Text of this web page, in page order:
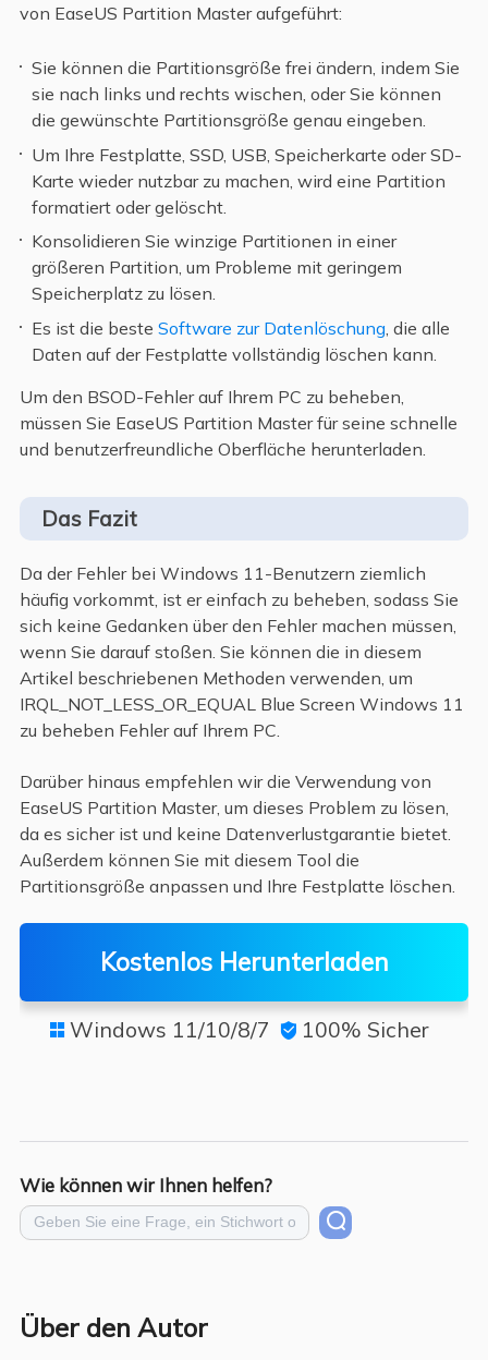
von EaseUS Partition Master aufgeführt:
Sie können die Partitionsgröße frei ändern, indem Sie
sie nach links und rechts wischen, oder Sie können
die gewünschte Partitionsgröße genau eingeben.
Um Ihre Festplatte, SSD, USB, Speicherkarte oder SD-
Karte wieder nutzbar zu machen, wird eine Partition
formatiert oder gelöscht.
Konsolidieren Sie winzige Partitionen in einer
größeren Partition, um Probleme mit geringem
Speicherplatz zu lösen.
Es ist die besteSoftware zur Datenlöschung , die alle
Daten auf der Festplatte vollständig löschen kann.
Um den BSOD-Fehler auf Ihrem PC zu beheben,
müssen Sie EaseUS Partition Master für seine schnelle
und benutzerfreundliche Oberfläche herunterladen.
Das Fazit
Da der Fehler bei Windows 11-Benutzern ziemlich
häufig vorkommt, ist er einfach zu beheben, sodass Sie
sich keine Gedanken über den Fehler machen müssen,
wenn Sie darauf stoßen. Sie können die in diesem
Artikel beschriebenen Methoden verwenden, um
IRQL_NOT_LESS_OR_EQUAL Blue Screen Windows 11
zu beheben Fehler auf Ihrem PC.
Darüber hinaus empfehlen wir die Verwendung von
EaseUS Partition Master, um dieses Problem zu lösen,
da es sicher ist und keine Datenverlustgarantie bietet.
Außerdem können Sie mit diesem Tool die
Partitionsgröße anpassen und Ihre Festplatte löschen.
Kostenlos Herunterladen
 Windows 11/10/8/7  100% Sicher
Wie können wir Ihnen helfen?
Über den Autor